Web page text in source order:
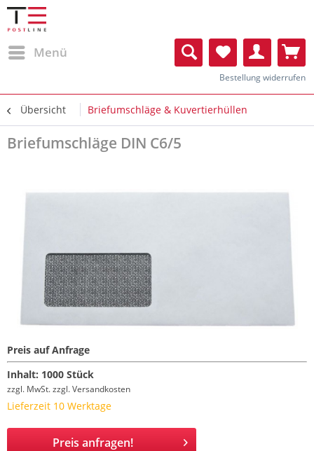
Menü
Bestellung widerrufen
Übersicht Briefumschläge & Kuvertierhüllen
Briefumschläge DIN C6/5
Preis auf Anfrage
Inhalt: 1000 Stück
zzgl. MwSt.zzgl. Versandkosten
Lieferzeit 10 Werktage
Preis anfragen!